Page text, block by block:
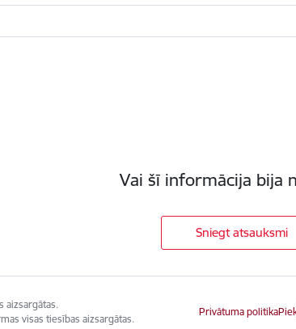
Vai šī informācija bija
Sniegt atsauksmi
aizsargātas.
visas tiesības aizsargātas.
Privātuma politika